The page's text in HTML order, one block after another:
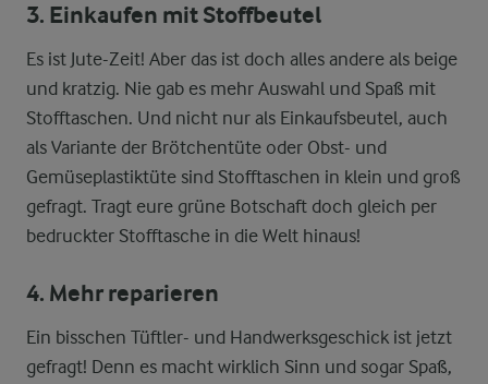
3. Einkaufen mit Stoffbeutel
Es ist Jute-Zeit! Aber das ist doch alles andere als beige
und kratzig. Nie gab es mehr Auswahl und Spaß mit
Stofftaschen. Und nicht nur als Einkaufsbeutel, auch
als Variante der Brötchentüte oder Obst- und
Gemüseplastiktüte sind Stofftaschen in klein und groß
gefragt. Tragt eure grüne Botschaft doch gleich per
bedruckter Stofftasche in die Welt hinaus!
4. Mehr reparieren
Ein bisschen Tüftler- und Handwerksgeschick ist jetzt
gefragt! Denn es macht wirklich Sinn und sogar Spaß,